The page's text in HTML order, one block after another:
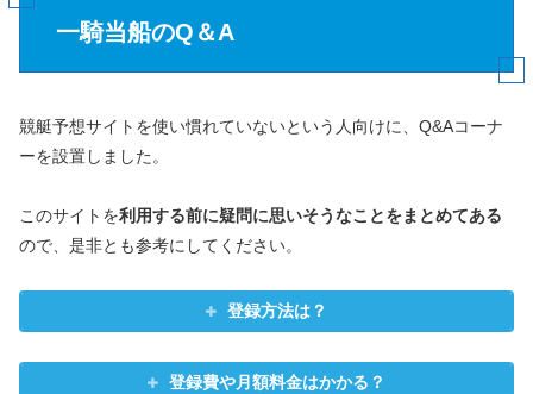
一騎当船のQ＆A
競艇予想サイトを使い慣れていないという人向けに、Q&Aコーナ
ーを設置しました。
このサイトを利用する前に疑問に思いそうなことをまとめてある
ので、是非とも参考にしてください。
登録方法は？
登録費や月額料金はかかる？